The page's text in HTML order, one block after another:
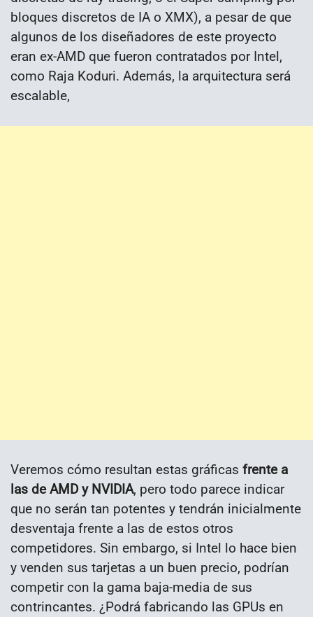
bloques discretos de IA o XMX), a pesar de que
algunos de los diseñadores de este proyecto
eran ex-AMD que fueron contratados por Intel,
como Raja Koduri. Además, la arquitectura será
escalable,
Veremos cómo resultan estas gráficas frente a
las de AMD y NVIDIA, pero todo parece indicar
que no serán tan potentes y tendrán inicialmente
desventaja frente a las de estos otros
competidores. Sin embargo, si Intel lo hace bien
y venden sus tarjetas a un buen precio, podrían
competir con la gama baja-media de sus
contrincantes. ¿Podrá fabricando las GPUs en